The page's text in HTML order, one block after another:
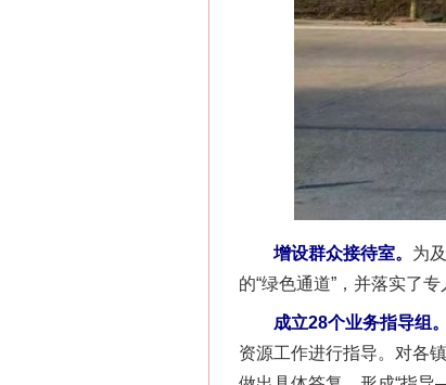
增设群众接待室。 为
的“绿色通道”，并落实了
成立28个业务指导组。
资源工作进行指导。对各